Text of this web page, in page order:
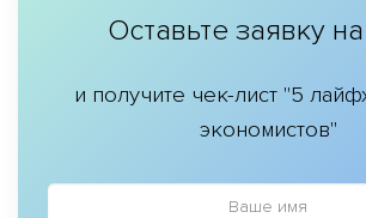
Оставьте заявку
и получите чек-лист "5
экономистов"